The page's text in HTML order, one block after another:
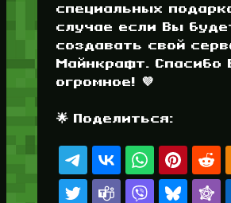
специальных
случае если Вы
создавать свой
Майнкрафт. Спасибо
огромное! 💜
🌟 Поделиться: